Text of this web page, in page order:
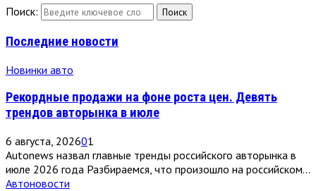
Поиск:
Поиск
Последние новости
Новинки авто
Рекордные продажи на фоне роста цен. Девять
трендов авторынка в июле
6 августа, 202601
Autonews назвал главные тренды российского авторынка в
июле 2026 года Разбираемся, что произошло на российском...
Автоновости